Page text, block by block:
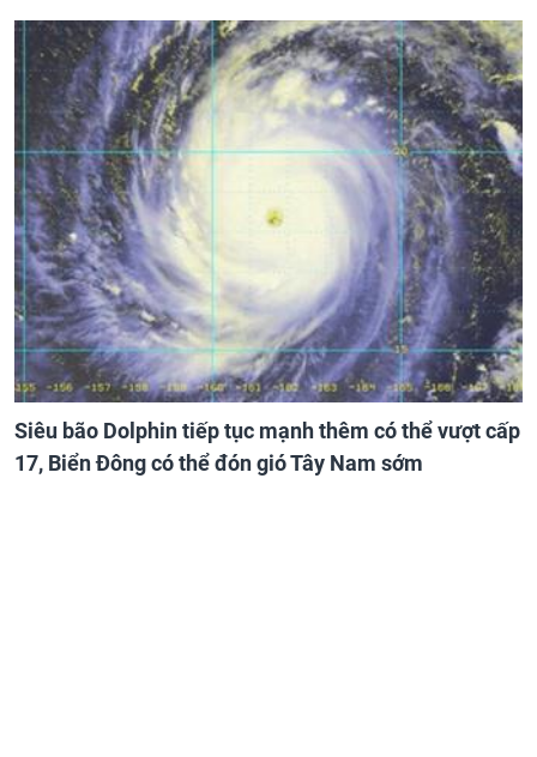
Siêu bão Dolphin tiếp tục mạnh thêm có thể vượt cấp
17, Biển Đông có thể đón gió Tây Nam sớm